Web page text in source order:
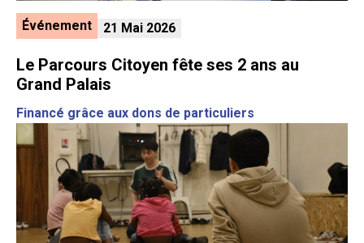
Événement 21 Mai 2026
Le Parcours Citoyen fête ses 2 ans au
Grand Palais
Financé grâce aux dons de particuliers